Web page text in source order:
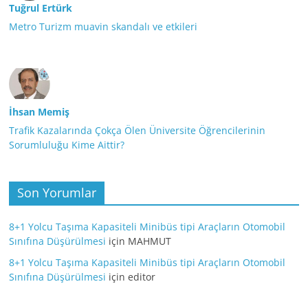
Tuğrul Ertürk
Metro Turizm muavin skandalı ve etkileri
İhsan Memiş
Trafik Kazalarında Çokça Ölen Üniversite Öğrencilerinin
Sorumluluğu Kime Aittir?
Son Yorumlar
8+1 Yolcu Taşıma Kapasiteli Minibüs tipi Araçların Otomobil
Sınıfına Düşürülmesi için MAHMUT
8+1 Yolcu Taşıma Kapasiteli Minibüs tipi Araçların Otomobil
Sınıfına Düşürülmesi içineditor